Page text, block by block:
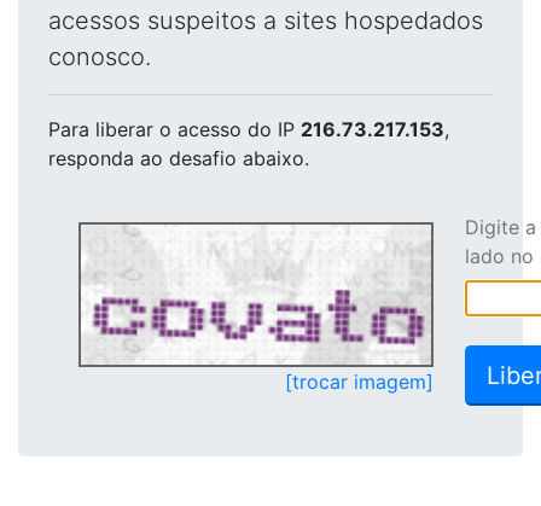
acessos suspeitos a sites hospedados
conosco.
Para liberar o acesso do IP 216.73.217.153,
responda ao desafio abaixo.
[trocar imagem]
Digite
lado no